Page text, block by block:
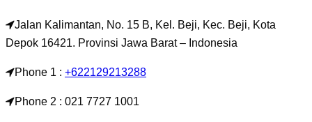
Jalan Kalimantan, No. 15 B, Kel. Beji, Kec. Beji, Kota
Depok 16421. Provinsi Jawa Barat – Indonesia
Phone 1 : +622129213288
Phone 2 : 021 7727 1001